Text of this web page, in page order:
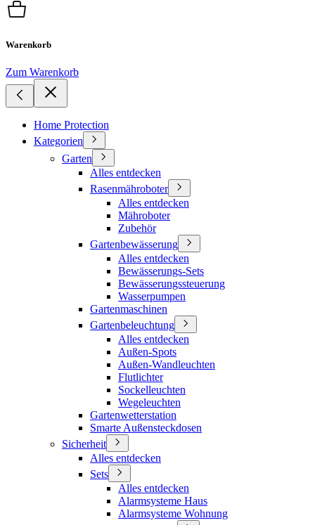
Warenkorb
Zum Warenkorb
Home Protection
Kategorien
Garten
Alles entdecken
Rasenmähroboter
Alles entdecken
Mähroboter
Zubehör
Gartenbewässerung
Alles entdecken
Bewässerungs-Sets
Bewässerungssteuerung
Wasserpumpen
Gartenmaschinen
Gartenbeleuchtung
Alles entdecken
Außen-Spots
Außen-Wandleuchten
Flutlichter
Sockelleuchten
Wegeleuchten
Gartenwetterstation
Smarte Außensteckdosen
Sicherheit
Alles entdecken
Sets
Alles entdecken
Alarmsysteme Haus
Alarmsysteme Wohnung